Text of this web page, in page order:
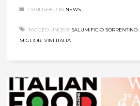
PUBLISHED IN NEWS
TAGGED UNDER: SALUMIFICIO SORRENTINO,
MIGLIORI VINI ITALIA